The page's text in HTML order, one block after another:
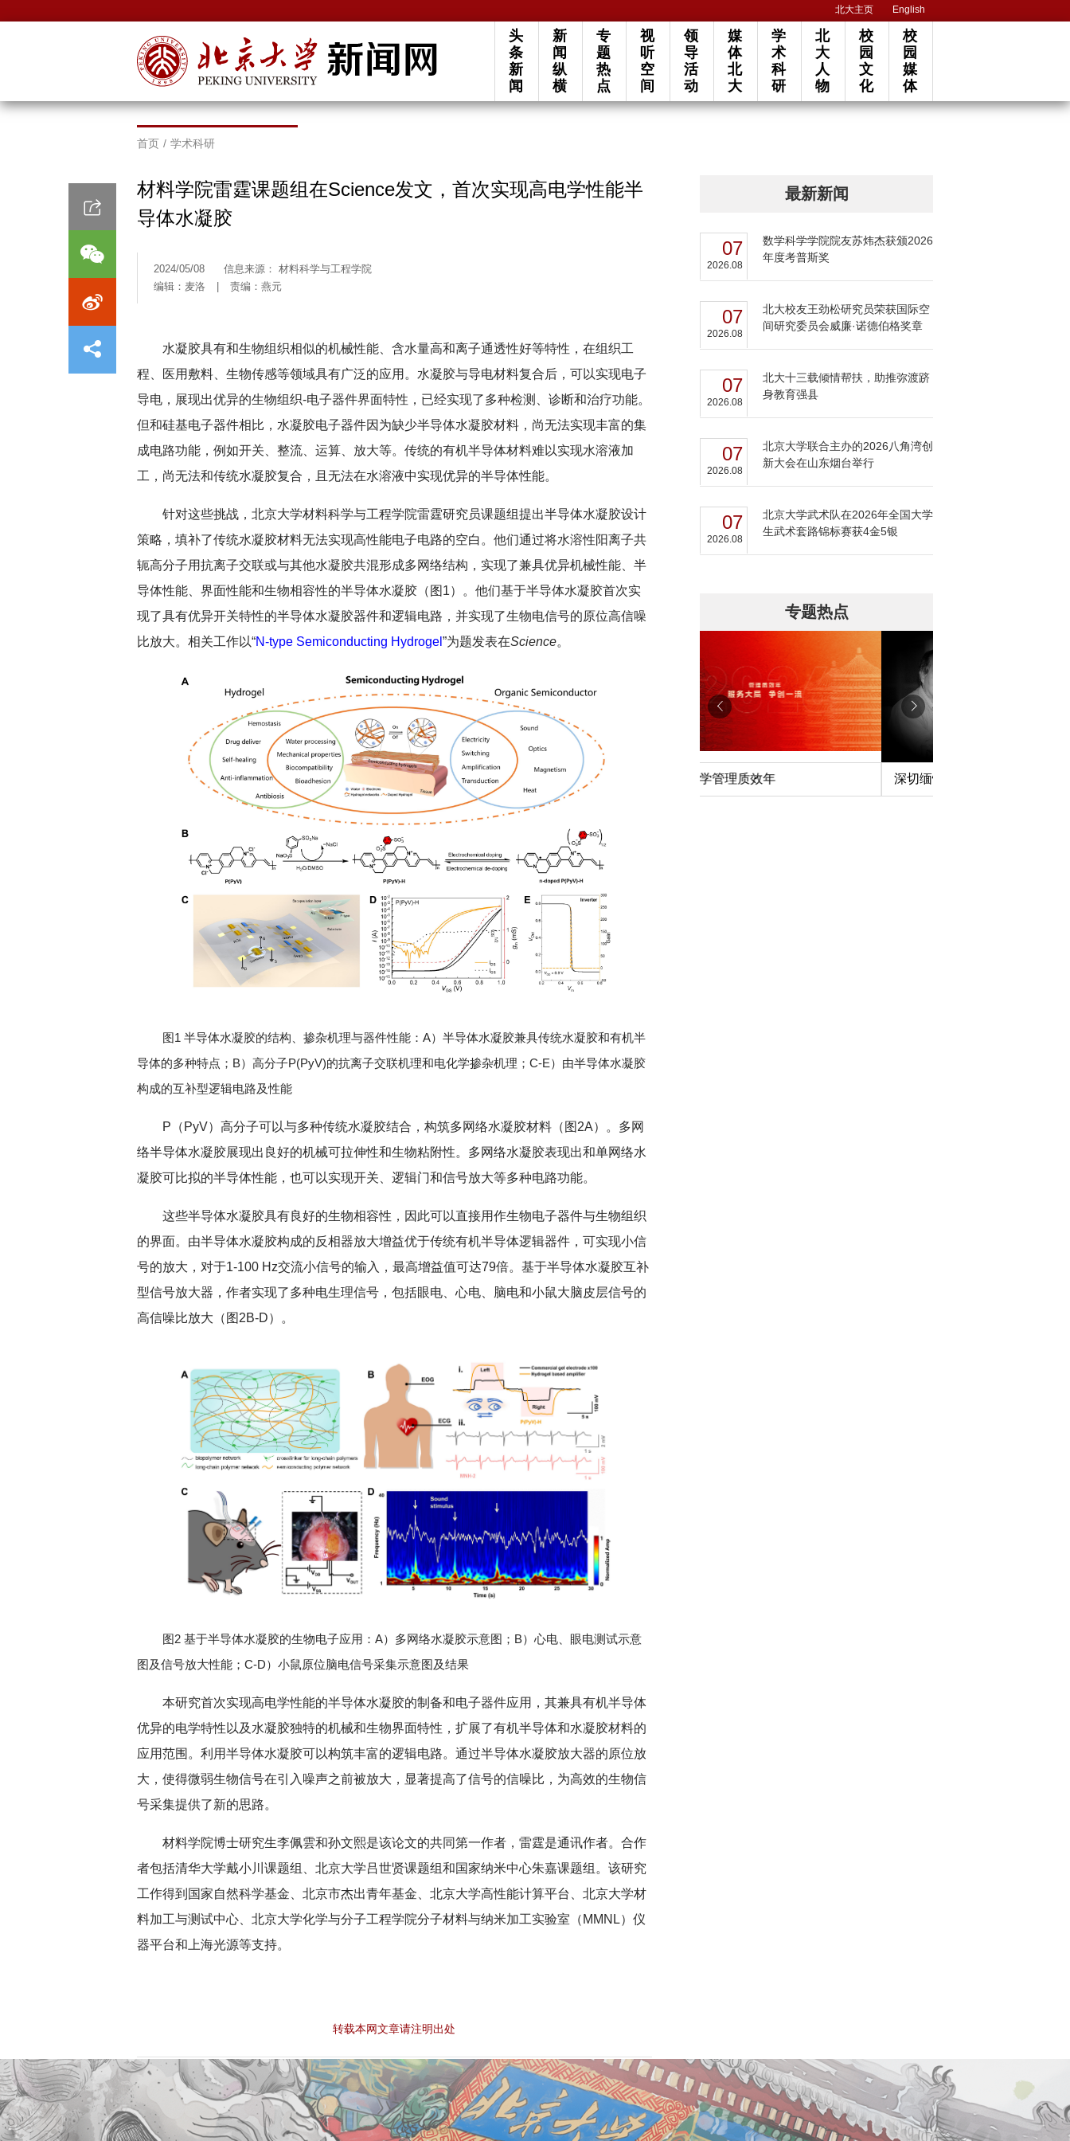
北大主页 English
头
条
新
闻
新
闻
纵
横
专
题
热
点
视
听
空
间
领
导
活
动
媒
体
北
大
学
术
科
研
北
大
人
物
校
园
文
化
校
园
媒
体
首页 / 学术科研
材料学院雷霆课题组在Science发文，首次实现高电学性能半
导体水凝胶
2024/05/08
信息来源： 材料科学与工程学院
编辑：麦洛
责编：燕元
水凝胶具有和生物组织相似的机械性能、含水量高和离子通透性好等特性，在组织工
程、医用敷料、生物传感等领域具有广泛的应用。水凝胶与导电材料复合后，可以实现电子
导电，展现出优异的生物组织-电子器件界面特性，已经实现了多种检测、诊断和治疗功能。
但和硅基电子器件相比，水凝胶电子器件因为缺少半导体水凝胶材料，尚无法实现丰富的集
成电路功能，例如开关、整流、运算、放大等。传统的有机半导体材料难以实现水溶液加
工，尚无法和传统水凝胶复合，且无法在水溶液中实现优异的半导体性能。
针对这些挑战，北京大学材料科学与工程学院雷霆研究员课题组提出半导体水凝胶设计
策略，填补了传统水凝胶材料无法实现高性能电子电路的空白。他们通过将水溶性阳离子共
轭高分子用抗离子交联或与其他水凝胶共混形成多网络结构，实现了兼具优异机械性能、半
导体性能、界面性能和生物相容性的半导体水凝胶（图1）。他们基于半导体水凝胶首次实
现了具有优异开关特性的半导体水凝胶器件和逻辑电路，并实现了生物电信号的原位高信噪
比放大。相关工作以“N-type Semiconducting Hydrogel ”为题发表在Science。
图1 半导体水凝胶的结构、掺杂机理与器件性能：A）半导体水凝胶兼具传统水凝胶和有机半
导体的多种特点；B）高分子P(PyV)的抗离子交联机理和电化学掺杂机理；C-E）由半导体水凝胶
构成的互补型逻辑电路及性能
P（PyV）高分子可以与多种传统水凝胶结合，构筑多网络水凝胶材料（图2A）。多网
络半导体水凝胶展现出良好的机械可拉伸性和生物粘附性。多网络水凝胶表现出和单网络水
凝胶可比拟的半导体性能，也可以实现开关、逻辑门和信号放大等多种电路功能。
这些半导体水凝胶具有良好的生物相容性，因此可以直接用作生物电子器件与生物组织
的界面。由半导体水凝胶构成的反相器放大增益优于传统有机半导体逻辑器件，可实现小信
号的放大，对于1-100 Hz交流小信号的输入，最高增益值可达79倍。基于半导体水凝胶互补
型信号放大器，作者实现了多种电生理信号，包括眼电、心电、脑电和小鼠大脑皮层信号的
高信噪比放大（图2B-D）。
图2 基于半导体水凝胶的生物电子应用：A）多网络水凝胶示意图；B）心电、眼电测试示意
图及信号放大性能；C-D）小鼠原位脑电信号采集示意图及结果
本研究首次实现高电学性能的半导体水凝胶的制备和电子器件应用，其兼具有机半导体
优异的电学特性以及水凝胶独特的机械和生物界面特性，扩展了有机半导体和水凝胶材料的
应用范围。利用半导体水凝胶可以构筑丰富的逻辑电路。通过半导体水凝胶放大器的原位放
大，使得微弱生物信号在引入噪声之前被放大，显著提高了信号的信噪比，为高效的生物信
号采集提供了新的思路。
材料学院博士研究生李佩雲和孙文熙是该论文的共同第一作者，雷霆是通讯作者。合作
者包括清华大学戴小川课题组、北京大学吕世贤课题组和国家纳米中心朱嘉课题组。该研究
工作得到国家自然科学基金、北京市杰出青年基金、北京大学高性能计算平台、北京大学材
料加工与测试中心、北京大学化学与分子工程学院分子材料与纳米加工实验室（MMNL）仪
器平台和上海光源等支持。
转载本网文章请注明出处
最新新闻
07
2026.08
数学科学学院院友苏炜杰获颁2026
年度考普斯奖
07
2026.08
北大校友王劲松研究员荣获国际空
间研究委员会威廉·诺德伯格奖章
07
2026.08
北大十三载倾情帮扶，助推弥渡跻
身教育强县
07
2026.08
北京大学联合主办的2026八角湾创
新大会在山东烟台举行
07
2026.08
北京大学武术队在2026年全国大学
生武术套路锦标赛获4金5银
专题热点
扎实开展树立和践行正确政绩观学习教
育
北京大学管理质效年 深切缅怀李政道先生